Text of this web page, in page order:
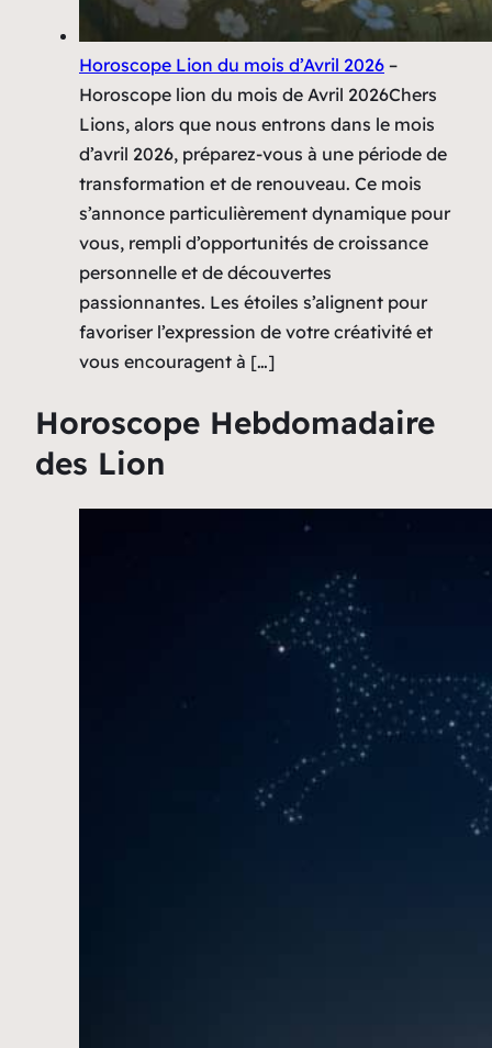
Horoscope Lion du mois d’Avril 2026 –
Horoscope lion du mois de Avril 2026Chers
Lions, alors que nous entrons dans le mois
d’avril 2026, préparez-vous à une période de
transformation et de renouveau. Ce mois
s’annonce particulièrement dynamique pour
vous, rempli d’opportunités de croissance
personnelle et de découvertes
passionnantes. Les étoiles s’alignent pour
favoriser l’expression de votre créativité et
vous encouragent à […]
Horoscope Hebdomadaire
des Lion